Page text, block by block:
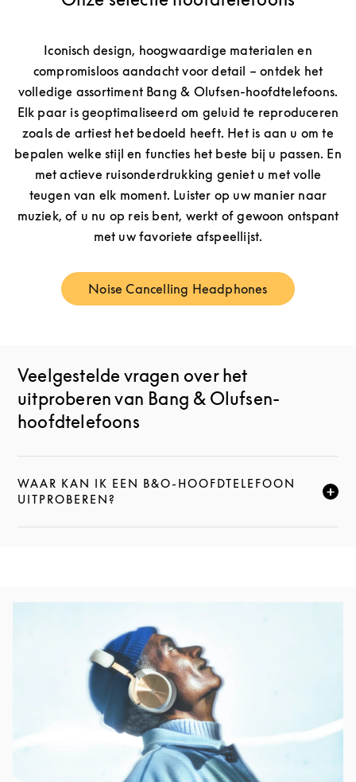
Iconisch design, hoogwaardige materialen en
compromisloos aandacht voor detail – ontdek het
volledige assortiment Bang & Olufsen-hoofdtelefoons.
Elk paar is geoptimaliseerd om geluid te reproduceren
zoals de artiest het bedoeld heeft. Het is aan u om te
bepalen welke stijl en functies het beste bij u passen. En
met actieve ruisonderdrukking geniet u met volle
teugen van elk moment. Luister op uw manier naar
muziek, of u nu op reis bent, werkt of gewoon ontspant
met uw favoriete afspeellijst.
Noise Cancelling Headphones
Link Opens in New Tab
Veelgestelde vragen over het
uitproberen van Bang & Olufsen-
hoofdtelefoons
WAAR KAN IK EEN B&O-HOOFDTELEFOON
UITPROBEREN?
KLIK HIER OM DEZE BESCHRIJVING UIT TE